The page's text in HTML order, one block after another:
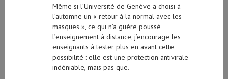
Même si l’Université de Genève a choisi à
l’automne un « retour à la normal avec les
masques », ce qui n’a guère poussé
l’enseignement à distance, j’encourage les
enseignants à tester plus en avant cette
possibilité : elle est une protection antivirale
indéniable, mais pas que.